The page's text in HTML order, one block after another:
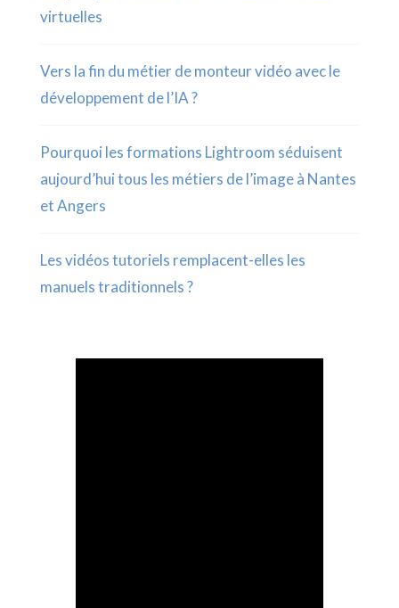
virtuelles
Vers la fin du métier de monteur vidéo avec le
développement de l’IA ?
Pourquoi les formations Lightroom séduisent
aujourd’hui tous les métiers de l’image à Nantes
et Angers
Les vidéos tutoriels remplacent-elles les
manuels traditionnels ?